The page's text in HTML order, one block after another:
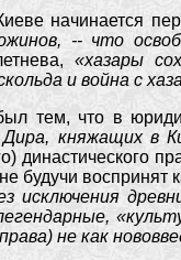
начинается
-- что
«хазары
и война с
тем, что в
княжащих в
династического
будучи
исключения
не как